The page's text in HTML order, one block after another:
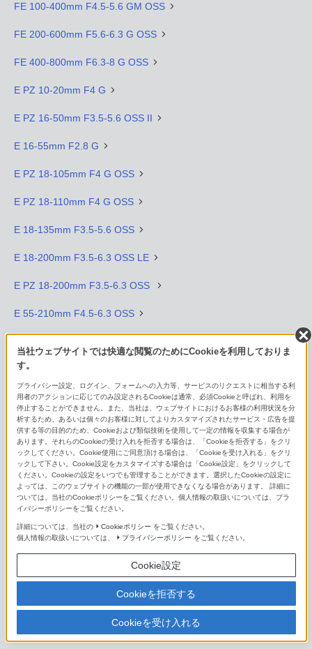
FE 100-400mm F4.5-5.6 GM OSS
FE 200-600mm F5.6-6.3 G OSS
FE 400-800mm F6.3-8 G OSS
E PZ 10-20mm F4 G
E PZ 16-50mm F3.5-5.6 OSS II
E 16-55mm F2.8 G
E PZ 18-105mm F4 G OSS
E PZ 18-110mm F4 G OSS
E 18-135mm F3.5-5.6 OSS
E 18-200mm F3.5-6.3 OSS LE
E PZ 18-200mm F3.5-6.3 OSS
E 55-210mm F4.5-6.3 OSS
単焦点レンズ（Eマウント用）
FE 14mm F1.8 GM
FE 16mm F1.8 G
FE 20mm F1.8 G
FE 24mm F1.4 GM
FE 24mm F2.8 G
FE 28mm F2
Distagon T* FE 35mm F1.4 ZA
当社ウェブサイトでは快適な閲覧のためにCookieを利用しておりま
す。
プライバシー設定、ログイン、フォームへの入力等、サービスのリクエストに相当する利
用者のアクションに応じてのみ設定されるCookieは通常、必須Cookieと呼ばれ、利用を
停止することができません。また、当社は、ウェブサイトにおけるお客様の利用状況を分
析するため、あるいは個々のお客様に対してよりカスタマイズされたサービス・広告を提
供する等の目的のため、Cookieおよび類似技術を使用して一定の情報を収集する場合が
あります。それらのCookieの受け入れを拒否する場合は、「Cookieを拒否する」をクリ
ックしてください。Cookie使用にご同意頂ける場合は、「Cookieを受け入れる」をクリ
ックして下さい。Cookie設定をカスタマイズする場合は「Cookie設定」をクリックして
ください。Cookieの設定をいつでも管理することができます。選択したCookieの設定に
よっては、このウェブサイトの機能の一部が使用できなくなる場合があります。 詳細に
ついては、当社のCookieポリシーをご覧ください。個人情報の取扱いについては、プラ
イバシーポリシーをご覧ください。
詳細については、当社の Cookieポリシー をご覧ください。
個人情報の取扱いについては、
プライバシーポリシー をご覧ください。
Cookie設定
Cookieを拒否する
Cookieを受け入れる